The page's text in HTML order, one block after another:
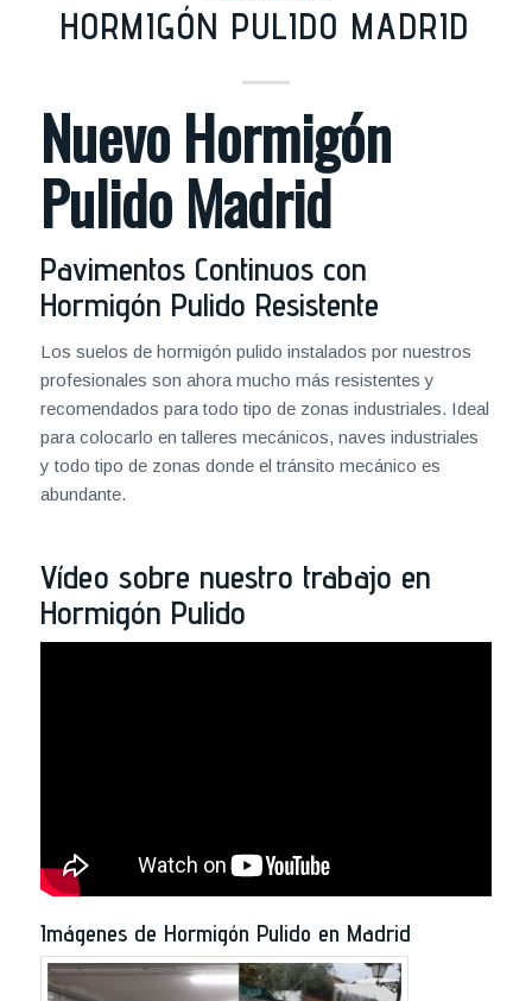
HORMIGÓN PULIDO MADRID
Nuevo Hormigón
Pulido Madrid
Pavimentos Continuos con
Hormigón Pulido Resistente
Los suelos de hormigón pulido instalados por nuestros
profesionales son ahora mucho más resistentes y
recomendados para todo tipo de zonas industriales. Ideal
para colocarlo en talleres mecánicos, naves industriales
y todo tipo de zonas donde el tránsito mecánico es
abundante.
Vídeo sobre nuestro trabajo en
Hormigón Pulido
Imágenes de Hormigón Pulido en Madrid